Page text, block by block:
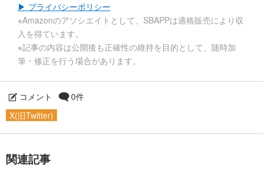
▶ プライバシーポリシー
※Amazonのアソシエイトとして、SBAPPは適格販売により収
入を得ています。
※記事の内容は公開後も正確性の維持を目的として、随時加
筆・修正を行う場合があります。
コメント
0件
X(旧Twitter)
関連記事